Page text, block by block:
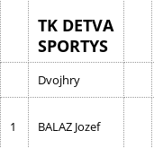
TK DETVA
SPORTYS
Dvojhry
1 BALAZ Jozef